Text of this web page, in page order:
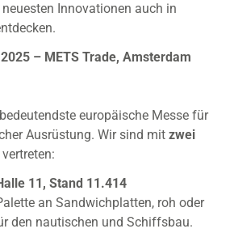
neuesten Innovationen auch in
– METS Trade, Amsterdam
europäische Messe für
Ausrüstung. Wir sind mit zwei
vertreten:
11, Stand 11.414
an Sandwichplatten, roh oder
den nautischen und Schiffsbau.